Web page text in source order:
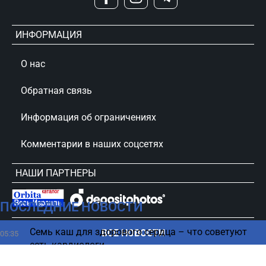
ПОСЛЕДНИЕ НОВОСТИ
05:35
Семь каш для здорового сердца – что советуют
есть кардиологи
ВСЕ НОВОСТИ
ИНФОРМАЦИЯ
О нас
Обратная связь
Информация об ограничениях
Комментарии в наших соцсетях
НАШИ ПАРТНЕРЫ
сursorinfo.co.il © Все права защищены